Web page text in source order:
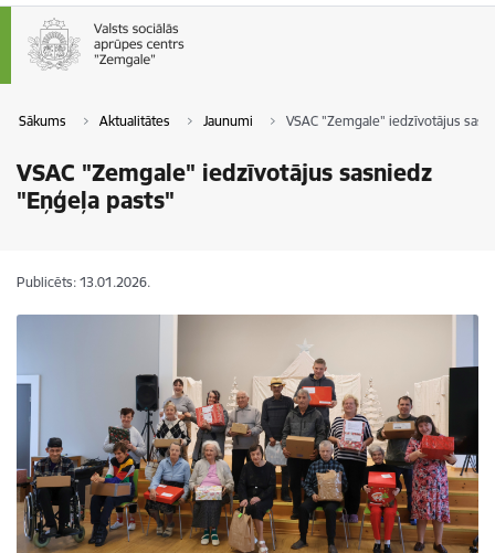
Sākums Aktualitātes Jaunumi VSAC "Zemgale" iedzīvotājus
VSAC "Zemgale" iedzīvotājus sasniedz
"Eņģeļa pasts"
Publicēts: 13.01.2026.